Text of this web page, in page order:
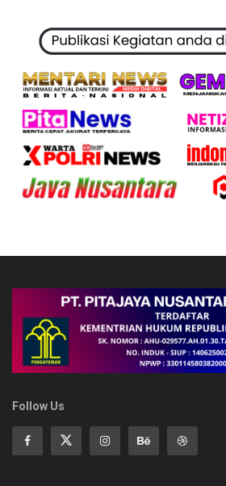
Follow Us